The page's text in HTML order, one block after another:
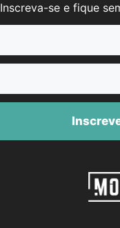
Inscreva-se e fique